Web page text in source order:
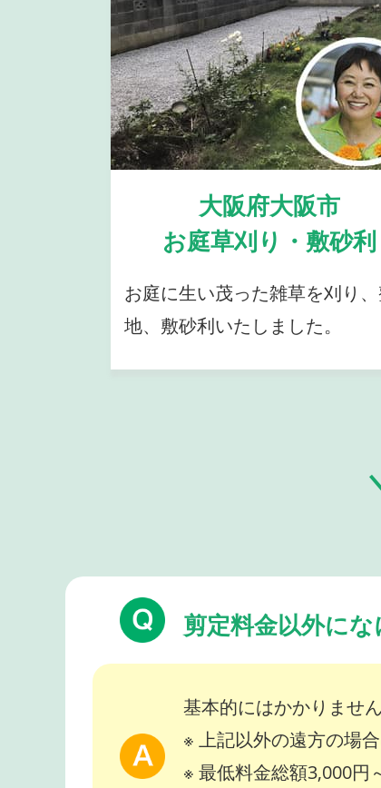
大阪府大阪市
お庭草刈り・敷砂利
お庭に生い茂った雑草を刈り
地、敷砂利いたしました。
剪定料金以外に
基本的にはかかりませ
※ 上記以外の遠方の場
※ 最低料金総額3,000円